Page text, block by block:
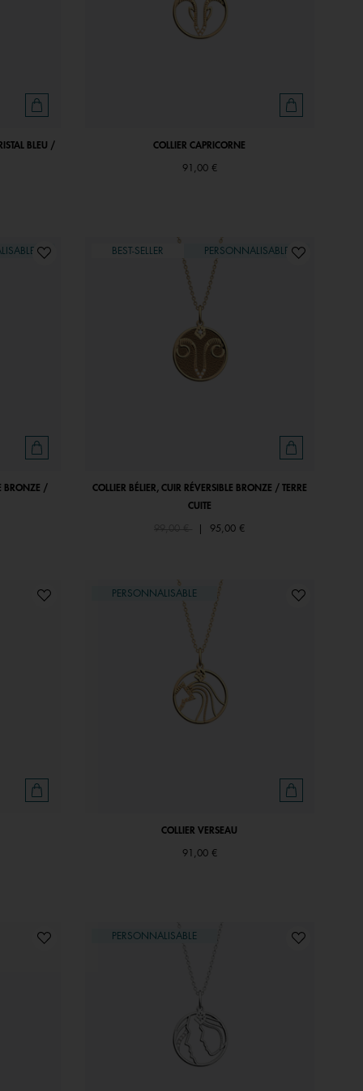
BLEU /
COLLIER CAPRICORNE
91,00 €
BRONZE /
BEST-SELLER PERSONNALISABLE
COLLIER BÉLIER, CUIR RÉVERSIBLE BRONZE / TERRE
CUITE
Price reduced from
99,00 € 95,00 €
PERSONNALISABLE
COLLIER VERSEAU
91,00 €
PERSONNALISABLE